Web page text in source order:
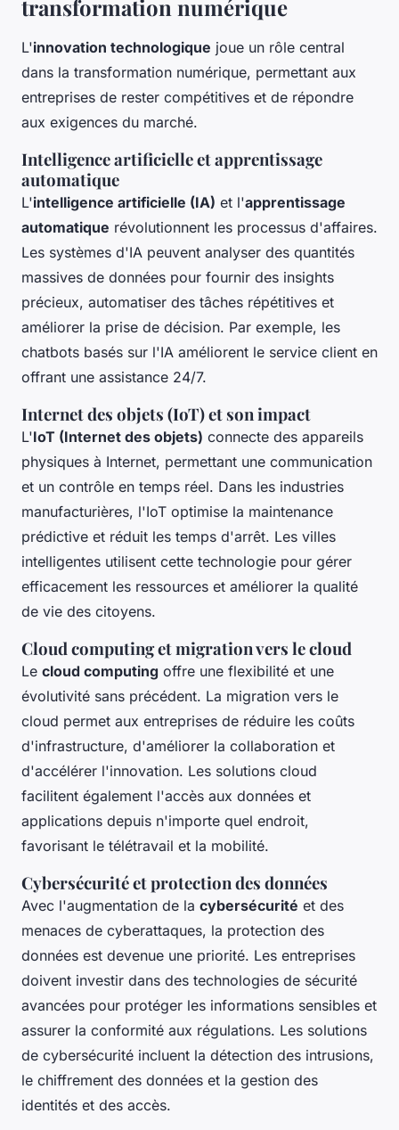
transformation numérique
L'innovation technologique joue un rôle central
dans la transformation numérique, permettant aux
entreprises de rester compétitives et de répondre
aux exigences du marché.
Intelligence artificielle et apprentissage
automatique
L'intelligence artificielle (IA) et l'apprentissage
automatique révolutionnent les processus d'affaires.
Les systèmes d'IA peuvent analyser des quantités
massives de données pour fournir des insights
précieux, automatiser des tâches répétitives et
améliorer la prise de décision. Par exemple, les
chatbots basés sur l'IA améliorent le service client en
offrant une assistance 24/7.
Internet des objets (IoT) et son impact
L'IoT (Internet des objets) connecte des appareils
physiques à Internet, permettant une communication
et un contrôle en temps réel. Dans les industries
manufacturières, l'IoT optimise la maintenance
prédictive et réduit les temps d'arrêt. Les villes
intelligentes utilisent cette technologie pour gérer
efficacement les ressources et améliorer la qualité
de vie des citoyens.
Cloud computing et migration vers le cloud
Le cloud computing offre une flexibilité et une
évolutivité sans précédent. La migration vers le
cloud permet aux entreprises de réduire les coûts
d'infrastructure, d'améliorer la collaboration et
d'accélérer l'innovation. Les solutions cloud
facilitent également l'accès aux données et
applications depuis n'importe quel endroit,
favorisant le télétravail et la mobilité.
Cybersécurité et protection des données
Avec l'augmentation de la cybersécurité et des
menaces de cyberattaques, la protection des
données est devenue une priorité. Les entreprises
doivent investir dans des technologies de sécurité
avancées pour protéger les informations sensibles et
assurer la conformité aux régulations. Les solutions
de cybersécurité incluent la détection des intrusions,
le chiffrement des données et la gestion des
identités et des accès.